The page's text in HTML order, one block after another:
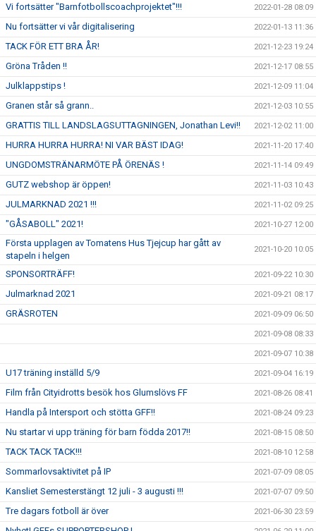
Vi fortsätter "Barnfotbollscoachprojektet"!!! 2022-01-28 08:09
Nu fortsätter vi vår digitalisering 2022-01-13 11:36
TACK FÖR ETT BRA ÅR! 2021-12-23 19:24
Gröna Tråden !! 2021-12-17 08:55
Julklappstips ! 2021-12-09 11:04
Granen står så grann.. 2021-12-03 10:55
GRATTIS TILL LANDSLAGSUTTAGNINGEN, Jonathan Levi!! 2021-12-02 11:00
HURRA HURRA HURRA! NI VAR BÄST IDAG! 2021-11-20 17:40
UNGDOMSTRÄNARMÖTE PÅ ÖRENÄS ! 2021-11-14 09:49
GUTZ webshop är öppen! 2021-11-03 10:43
JULMARKNAD 2021 !!! 2021-11-02 09:25
"GÅSABOLL" 2021! 2021-10-27 12:00
Första upplagen av Tomatens Hus Tjejcup har gått av
stapeln i helgen
2021-10-20 10:05
SPONSORTRÄFF! 2021-09-22 10:30
Julmarknad 2021 2021-09-21 08:17
GRÄSROTEN 2021-09-09 06:50
2021-09-08 08:33
2021-09-07 10:38
U17 träning inställd 5/9 2021-09-04 16:19
Film från Cityidrotts besök hos Glumslövs FF 2021-08-26 08:41
Handla på Intersport och stötta GFF!! 2021-08-24 09:23
Nu startar vi upp träning för barn födda 2017!! 2021-08-15 08:50
TACK TACK TACK!!! 2021-08-10 12:58
Sommarlovsaktivitet på IP 2021-07-09 08:05
Kansliet Semesterstängt 12 juli - 3 augusti !!! 2021-07-07 09:50
Tre dagars fotboll är över 2021-06-30 23:59